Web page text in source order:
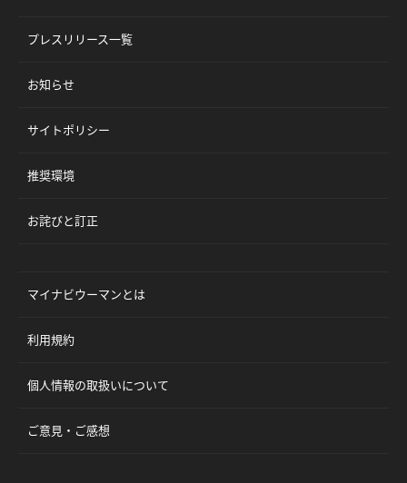
プレスリリース一覧
お知らせ
サイトポリシー
推奨環境
お詫びと訂正
マイナビウーマンとは
利用規約
個人情報の取扱いについて
ご意見・ご感想